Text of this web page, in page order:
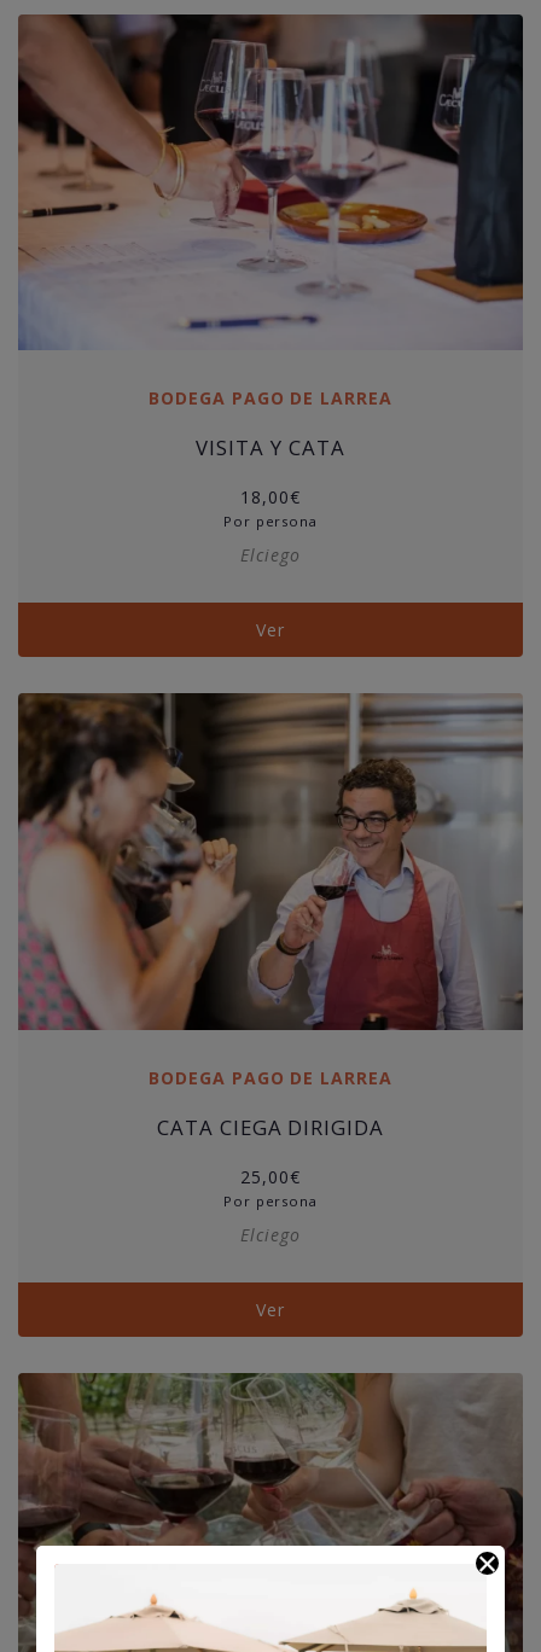
BODEGA PAGO DE LARREA
VISITA Y CATA
18,00€
Por persona
Elciego
Ver
BODEGA PAGO DE LARREA
CATA CIEGA DIRIGIDA
25,00€
Por persona
Elciego
Ver